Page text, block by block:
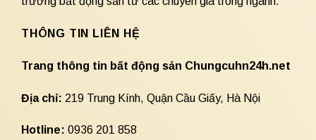
THÔNG TIN LIÊN HỆ
Trang thông tin bất động sản Chungcuhn24h.net
Địa chỉ: 219 Trung Kính, Quận Cầu Giấy, Hà Nội
Hotline: 0936 201 858